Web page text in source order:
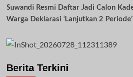
Suwandi Resmi Daftar Jadi Calon
Warga Deklarasi ‘Lanjutkan 2 Periode’
Berita Terkini